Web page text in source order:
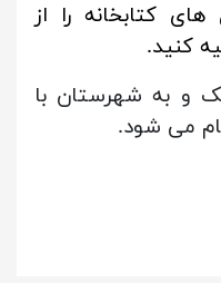
کتابخانه را از
کنید.
و به شهرستان با
می شود.